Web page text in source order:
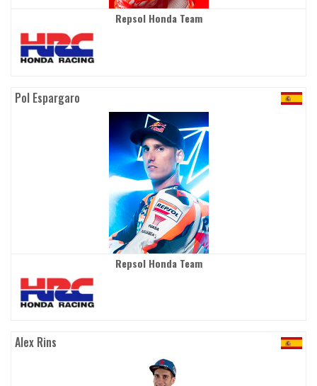
Repsol Honda Team
Pol Espargaro
Repsol Honda Team
Alex Rins